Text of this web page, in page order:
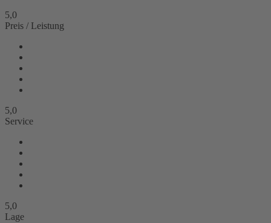
5,0
Preis / Leistung
5,0
Service
5,0
Lage